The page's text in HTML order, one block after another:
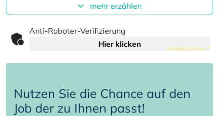
mehr erzählen
Anti-Roboter-Verifizierung
Hier klicken
FriendlyCaptcha ⇗
Nutzen Sie die Chance auf den
Job der zu Ihnen passt!